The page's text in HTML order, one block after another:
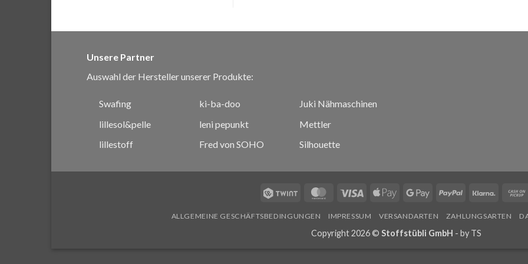
Unsere Partner
Auswahl der Hersteller unserer Produkte:
Swafing
lillesol&pelle
lillestoff
ki-ba-doo
leni pepunkt
Fred von SOHO
Juki Nähmaschinen
Mettler
Silhouette
Twint MasterCard
Visa
Apple
Google PayPal Klarna
ALLGEMEINE GESCHÄFTSBEDINGUNGEN IMPRESSUM VERSANDARTEN ZAHLUNGSARTEN
Copyright 2026 © Stoffstübli GmbH - by TS